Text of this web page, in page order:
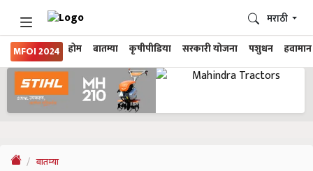
MFOI 2024 होम बातम्या कृषीपीडिया सरकारी योजना पशुधन हवामान
मराठी
बातम्या